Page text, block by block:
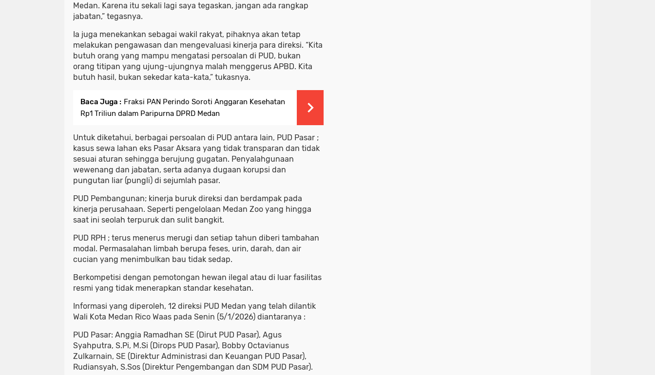
Medan. Karena itu sekali lagi saya tegaskan, jangan ada rangkap
jabatan,” tegasnya.
Ia juga menekankan sebagai wakil rakyat, pihaknya akan tetap
melakukan pengawasan dan mengevaluasi kinerja para direksi. “Kita
butuh orang yang mampu mengatasi persoalan di PUD, bukan
orang titipan yang ujung-ujungnya malah menggerus APBD. Kita
butuh hasil, bukan sekedar kata-kata,” tukasnya.
Baca Juga : Fraksi PAN Perindo Soroti Anggaran Kesehatan
Rp1 Triliun dalam Paripurna DPRD Medan
Untuk diketahui, berbagai persoalan di PUD antara lain, PUD Pasar ;
kasus sewa lahan eks Pasar Aksara yang tidak transparan dan tidak
sesuai aturan sehingga berujung gugatan. Penyalahgunaan
wewenang dan jabatan, serta adanya dugaan korupsi dan
pungutan liar (pungli) di sejumlah pasar.
PUD Pembangunan; kinerja buruk direksi dan berdampak pada
kinerja perusahaan. Seperti pengelolaan Medan Zoo yang hingga
saat ini seolah terpuruk dan sulit bangkit.
PUD RPH ; terus menerus merugi dan setiap tahun diberi tambahan
modal. Permasalahan limbah berupa feses, urin, darah, dan air
cucian yang menimbulkan bau tidak sedap.
Berkompetisi dengan pemotongan hewan ilegal atau di luar fasilitas
resmi yang tidak menerapkan standar kesehatan.
Informasi yang diperoleh, 12 direksi PUD Medan yang telah dilantik
Wali Kota Medan Rico Waas pada Senin (5/1/2026) diantaranya :
PUD Pasar: Anggia Ramadhan SE (Dirut PUD Pasar), Agus
Syahputra, S.Pi, M.Si (Dirops PUD Pasar), Bobby Octavianus
Zulkarnain, SE (Direktur Administrasi dan Keuangan PUD Pasar),
Rudiansyah, S.Sos (Direktur Pengembangan dan SDM PUD Pasar).